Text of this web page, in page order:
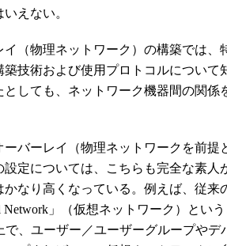
えない。
（物理ネットワーク）の構築では、
築技術および使用プロトコルについて
としても、ネットワーク機器間の関係
バーレイ（物理ネットワークを前提
設定については、こちらも完全な素
かなり高くなっている。例えば、従
Network」（仮想ネットワーク）とい
で、ユーザー／ユーザーグループやデ